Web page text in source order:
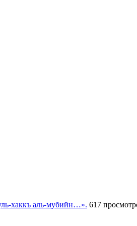
хаккъ аль-мубийн…». 617